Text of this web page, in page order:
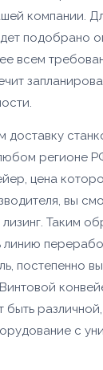
компании.
подобрано
всем
доставку
регионе
цена
вы
лизинг. Таким
линию
постепенно
с